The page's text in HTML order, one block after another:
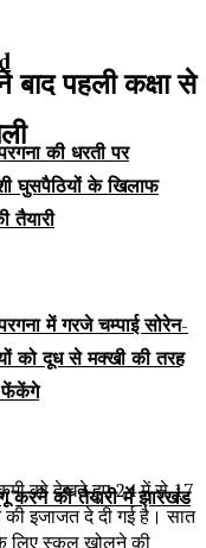
की धरती पर
घुसपैठियों के खिलाफ
तैयारी
में गरजे चम्पाई सोरेन-
को दूध से मक्खी की तरह
फेंकेंगे
करने की तैयारी में झारखंड
पहली कक्षा से
को देखते हुए 24 में से 17
इजाजत दे दी गई है। सात
लिए स्कूल खोलने की